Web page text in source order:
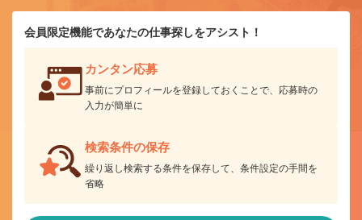
会員限定機能であなたの仕事探しをアシスト！
カンタン応募
事前にプロフィールを登録しておくことで、応募時の
入力が簡単に
検索条件の保存
繰り返し検索する条件を保存して、条件設定の手間を
省略